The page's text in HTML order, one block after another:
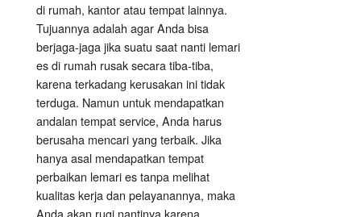
di rumah, kantor atau tempat lainnya.
Tujuannya adalah agar Anda bisa
berjaga-jaga jika suatu saat nanti lemari
es di rumah rusak secara tiba-tiba,
karena terkadang kerusakan ini tidak
terduga. Namun untuk mendapatkan
andalan tempat service, Anda harus
berusaha mencari yang terbaik. Jika
hanya asal mendapatkan tempat
perbaikan lemari es tanpa melihat
kualitas kerja dan pelayanannya, maka
Anda akan rugi nantinya karena